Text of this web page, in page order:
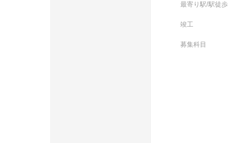
最寄り駅/駅徒歩
竣工
募集科目